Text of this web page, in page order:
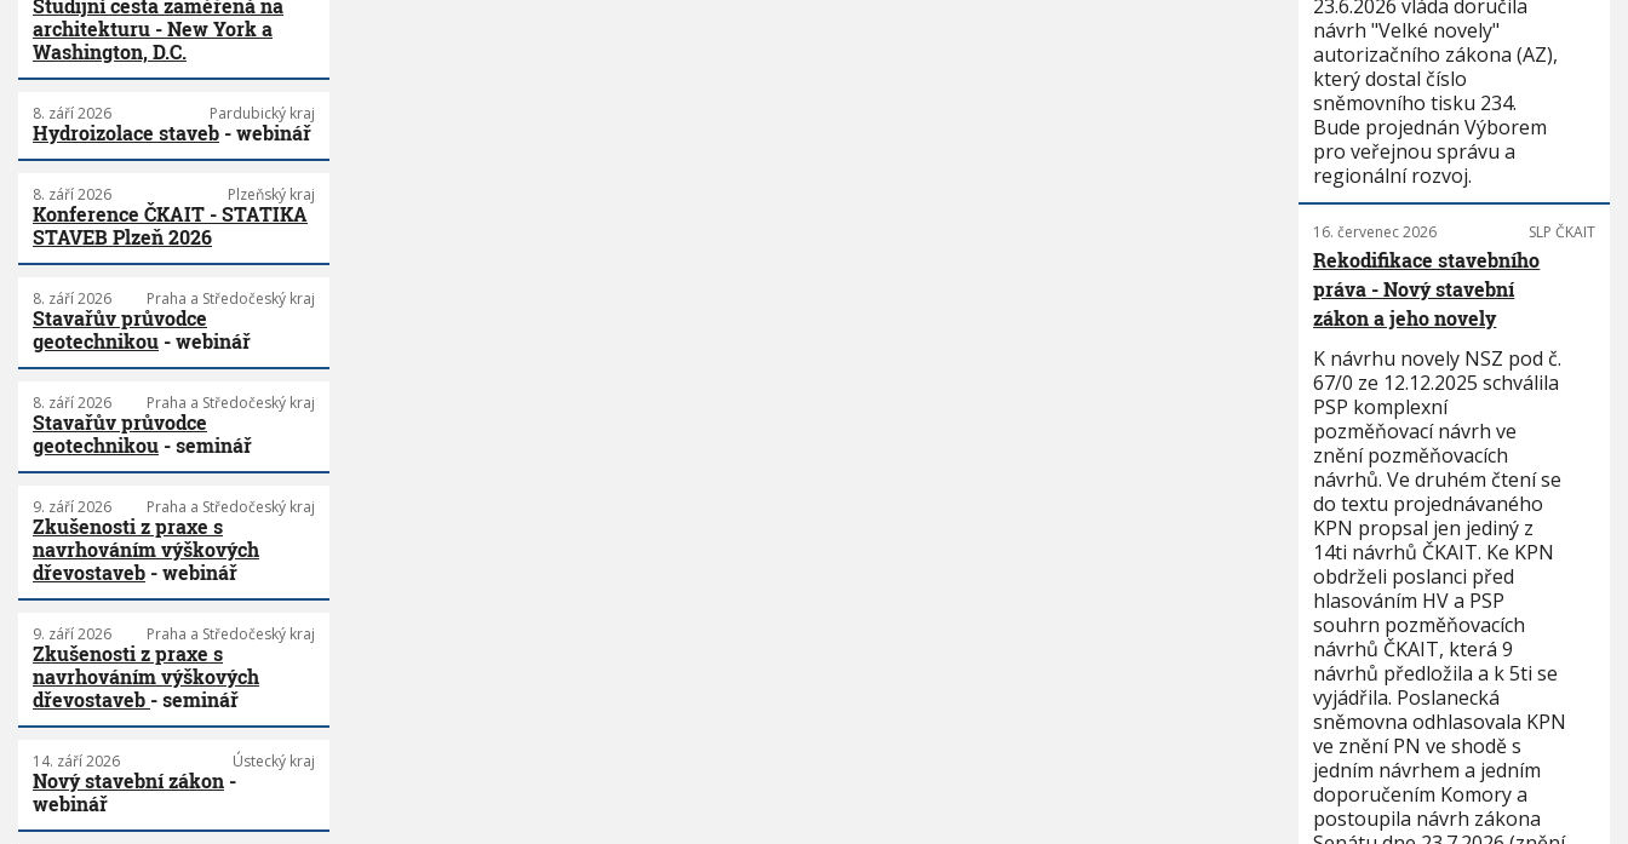
Studijní cesta zaměřená na
architekturu - New York a
Washington, D.C.
8. září 2026 Pardubický kraj
Hydroizolace staveb - webinář
8. září 2026 Plzeňský kraj
Konference ČKAIT - STATIKA
STAVEB Plzeň 2026
8. září 2026 Praha a Středočeský kraj
Stavařův průvodce
geotechnikou - webinář
8. září 2026 Praha a Středočeský kraj
Stavařův průvodce
geotechnikou - seminář
9. září 2026 Praha a Středočeský kraj
Zkušenosti z praxe s
navrhováním výškových
dřevostaveb - webinář
9. září 2026 Praha a Středočeský kraj
Zkušenosti z praxe s
navrhováním výškových
dřevostaveb - seminář
14. září 2026 Ústecký kraj
Nový stavební zákon -
webinář
23.6.2026 vláda doručila
návrh "Velké novely"
autorizačního zákona (AZ),
který dostal číslo
sněmovního tisku 234.
Bude projednán Výborem
pro veřejnou správu a
regionální rozvoj.
16. červenec 2026 SLP ČKAIT
Rekodifikace stavebního
práva - Nový stavební
zákon a jeho novely
K návrhu novely NSZ pod č.
67/0 ze 12.12.2025 schválila
PSP komplexní
pozměňovací návrh ve
znění pozměňovacích
návrhů. Ve druhém čtení se
do textu projednávaného
KPN propsal jen jediný z
14ti návrhů ČKAIT. Ke KPN
obdrželi poslanci před
hlasováním HV a PSP
souhrn pozměňovacích
návrhů ČKAIT, která 9
návrhů předložila a k 5ti se
vyjádřila. Poslanecká
sněmovna odhlasovala KPN
ve znění PN ve shodě s
jedním návrhem a jedním
doporučením Komory a
postoupila návrh zákona